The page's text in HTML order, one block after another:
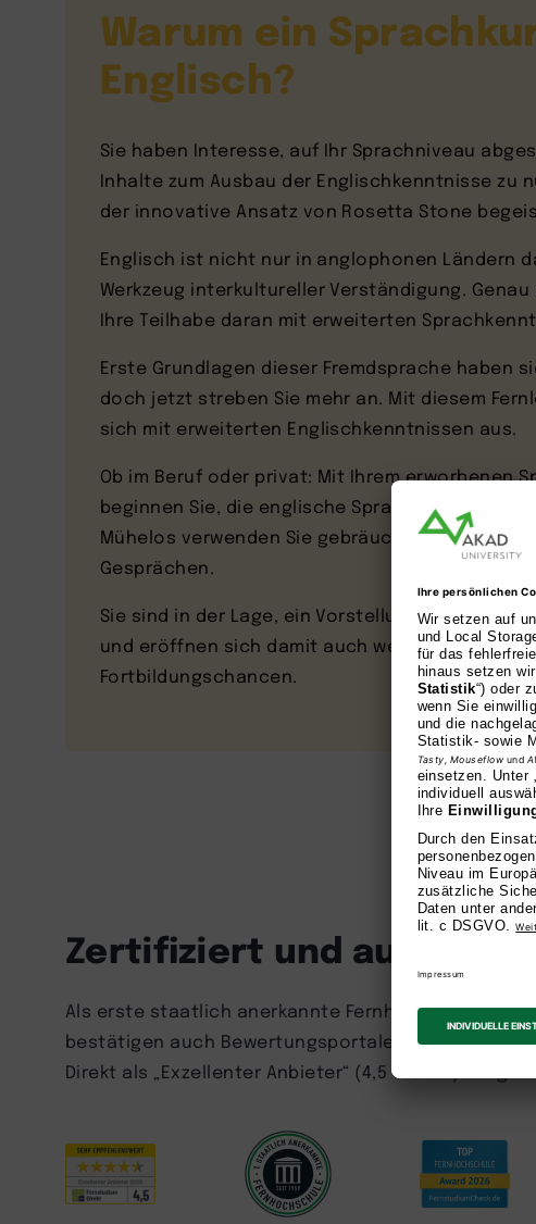
Warum ein
Englisch?
Sie haben Interesse, auf Ihr Sprachniveau
Inhalte zum Ausbau der Englischkenntnisse zu
der innovative Ansatz von Rosetta Stone
Englisch ist nicht nur in anglophonen Ländern
Werkzeug interkultureller Verständigung.
Ihre Teilhabe daran mit erweiterten
Erste Grundlagen dieser Fremdsprache haben
doch jetzt streben Sie mehr an. Mit diesem
sich mit erweiterten Englischkenntnissen aus.
Ob im Beruf oder privat: Mit Ihrem erworbenen
beginnen Sie, die englische Sprache
Mühelos verwenden Sie gebräuchliche
Gesprächen.
Sie sind in der Lage, ein Vorstellungsgespräch
und eröffnen sich damit auch weltweit Karriere-
Fortbildungschancen.
Zertifiziert und
Als erste staatlich anerkannte Fernhochschule mit
bestätigen auch Bewertungsportale und
Direkt als „Exzellenter Anbieter“ (4,5 Sterne)